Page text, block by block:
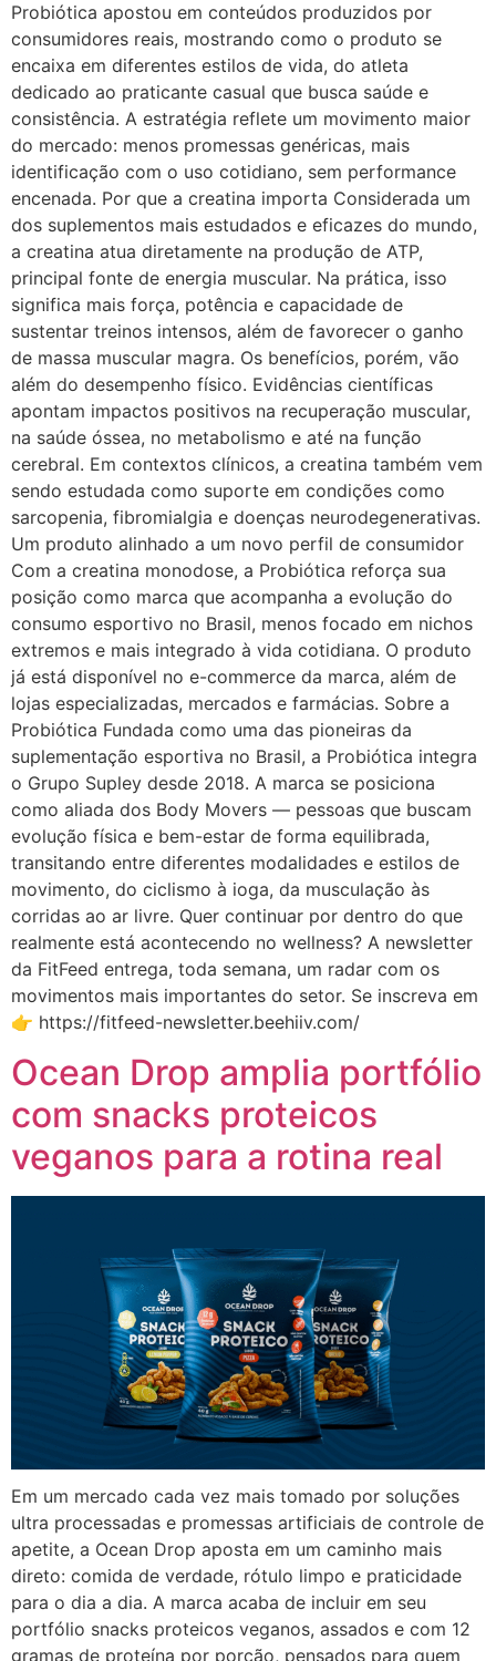
Probiótica apostou em conteúdos produzidos por
consumidores reais, mostrando como o produto se
encaixa em diferentes estilos de vida, do atleta
dedicado ao praticante casual que busca saúde e
consistência. A estratégia reflete um movimento maior
do mercado: menos promessas genéricas, mais
identificação com o uso cotidiano, sem performance
encenada. Por que a creatina importa Considerada um
dos suplementos mais estudados e eficazes do mundo,
a creatina atua diretamente na produção de ATP,
principal fonte de energia muscular. Na prática, isso
significa mais força, potência e capacidade de
sustentar treinos intensos, além de favorecer o ganho
de massa muscular magra. Os benefícios, porém, vão
além do desempenho físico. Evidências científicas
apontam impactos positivos na recuperação muscular,
na saúde óssea, no metabolismo e até na função
cerebral. Em contextos clínicos, a creatina também vem
sendo estudada como suporte em condições como
sarcopenia, fibromialgia e doenças neurodegenerativas.
Um produto alinhado a um novo perfil de consumidor
Com a creatina monodose, a Probiótica reforça sua
posição como marca que acompanha a evolução do
consumo esportivo no Brasil, menos focado em nichos
extremos e mais integrado à vida cotidiana. O produto
já está disponível no e-commerce da marca, além de
lojas especializadas, mercados e farmácias. Sobre a
Probiótica Fundada como uma das pioneiras da
suplementação esportiva no Brasil, a Probiótica integra
o Grupo Supley desde 2018. A marca se posiciona
como aliada dos Body Movers — pessoas que buscam
evolução física e bem-estar de forma equilibrada,
transitando entre diferentes modalidades e estilos de
movimento, do ciclismo à ioga, da musculação às
corridas ao ar livre. Quer continuar por dentro do que
realmente está acontecendo no wellness? A newsletter
da FitFeed entrega, toda semana, um radar com os
movimentos mais importantes do setor. Se inscreva em
👉 https://fitfeed-newsletter.beehiiv.com/
Ocean Drop amplia portfólio
com snacks proteicos
veganos para a rotina real
Em um mercado cada vez mais tomado por soluções
ultra processadas e promessas artificiais de controle de
apetite, a Ocean Drop aposta em um caminho mais
direto: comida de verdade, rótulo limpo e praticidade
para o dia a dia. A marca acaba de incluir em seu
portfólio snacks proteicos veganos, assados e com 12
gramas de proteína por porção, pensados para quem